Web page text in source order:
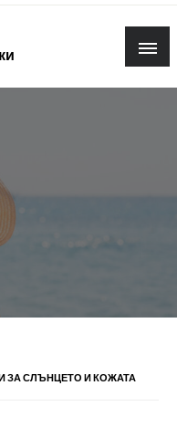
ЗА СЛЪНЦЕТО И КОЖАТА